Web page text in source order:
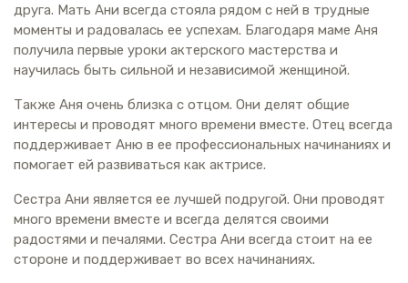
друга. Мать Ани всегда стояла рядом с ней в трудные
моменты и радовалась ее успехам. Благодаря маме Аня
получила первые уроки актерского мастерства и
научилась быть сильной и независимой женщиной.
Также Аня очень близка с отцом. Они делят общие
интересы и проводят много времени вместе. Отец всегда
поддерживает Аню в ее профессиональных начинаниях и
помогает ей развиваться как актрисе.
Сестра Ани является ее лучшей подругой. Они проводят
много времени вместе и всегда делятся своими
радостями и печалями. Сестра Ани всегда стоит на ее
стороне и поддерживает во всех начинаниях.